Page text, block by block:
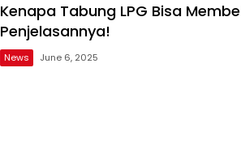
Kenapa Tabung LPG Bisa
Penjelasannya!
News June 6, 2025